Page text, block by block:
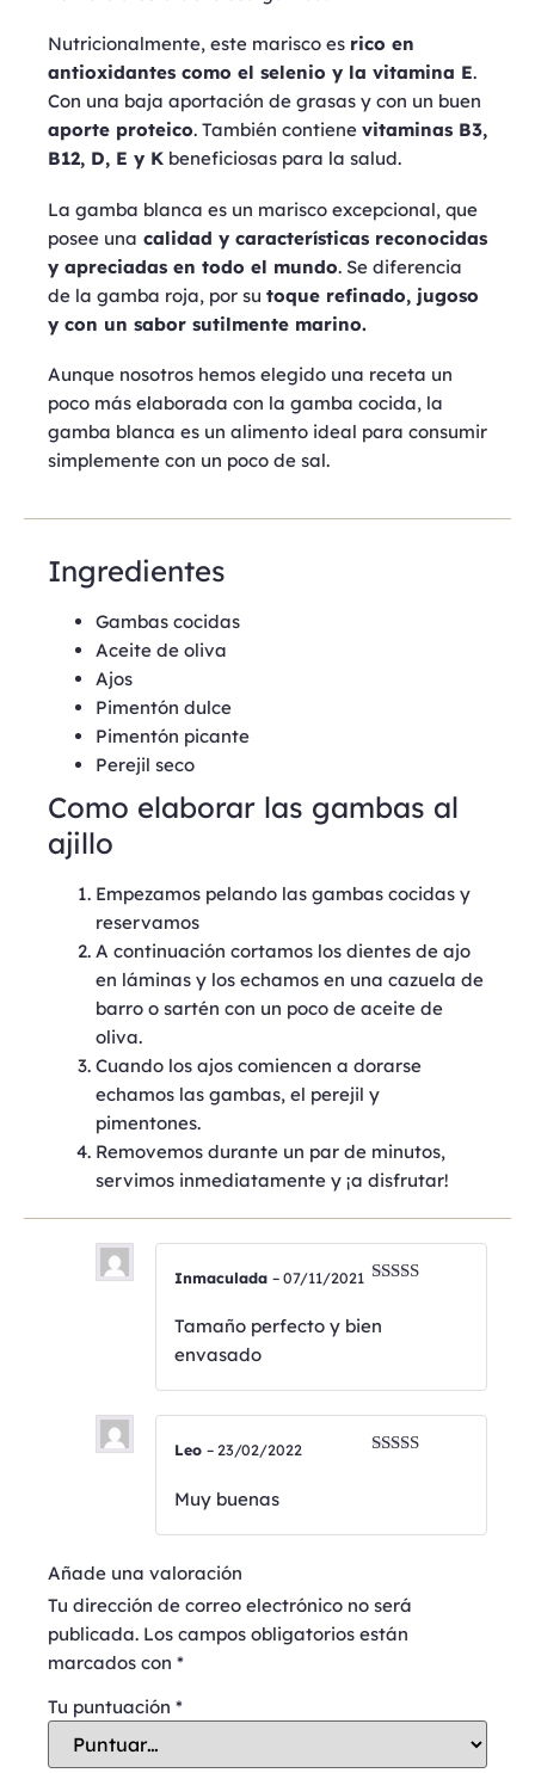
Nutricionalmente, este marisco es rico en
antioxidantes como el selenio y la vitamina E.
Con una baja aportación de grasas y con un buen
aporte proteico. También contiene vitaminas B3,
B12, D, E y K beneficiosas para la salud.
La gamba blanca es un marisco excepcional, que
posee una calidad y características reconocidas
y apreciadas en todo el mundo. Se diferencia
de la gamba roja, por su toque refinado, jugoso
y con un sabor sutilmente marino.
Aunque nosotros hemos elegido una receta un
poco más elaborada con la gamba cocida, la
gamba blanca es un alimento ideal para consumir
simplemente con un poco de sal.
Ingredientes
Gambas cocidas
Aceite de oliva
Ajos
Pimentón dulce
Pimentón picante
Perejil seco
Como elaborar las gambas al
ajillo
Empezamos pelando las gambas cocidas y
reservamos
A continuación cortamos los dientes de ajo
en láminas y los echamos en una cazuela de
barro o sartén con un poco de aceite de
oliva.
Cuando los ajos comiencen a dorarse
echamos las gambas, el perejil y
pimentones.
Removemos durante un par de minutos,
servimos inmediatamente y ¡a disfrutar!
Inmaculada – 07/11/2021
Tamaño perfecto y bien
envasado
Leo – 23/02/2022
Muy buenas
Añade una valoración
Tu dirección de correo electrónico no será
publicada. Los campos obligatorios están
marcados con *
Tu puntuación *